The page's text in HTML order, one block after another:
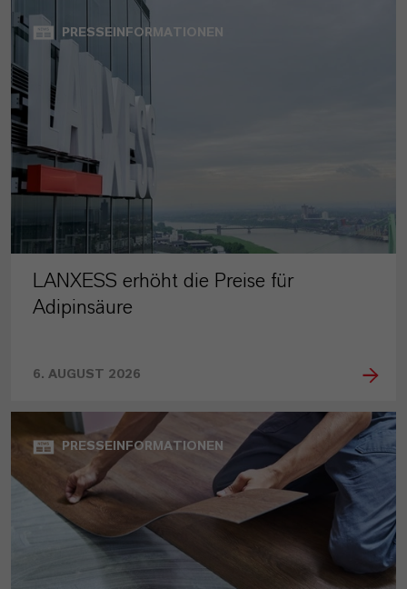
PRESSEINFORMATIONEN
LANXESS erhöht die Preise für
Adipinsäure
6. AUGUST 2026
PRESSEINFORMATIONEN